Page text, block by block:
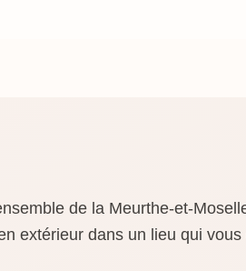
de la Meurthe-et-
extérieur dans un lieu qui